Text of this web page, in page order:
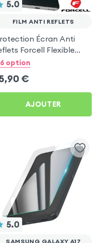
5.0
FILM ANTI REFLETS
Écran Anti
Forcell Flexible
- Film Hydrogel Mat
6 option
€
AJOUTER
5.0
SAMSUNG GALAXY A17